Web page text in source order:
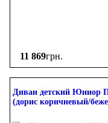
11 869грн.
Диван детский Юниор
(дорис коричневый/